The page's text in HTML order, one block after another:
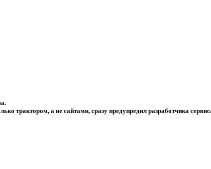
трактором, а не сайтами, сразу предупредил разработчика